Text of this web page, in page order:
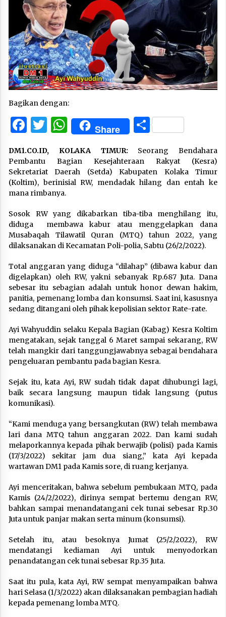
Bagikan dengan:
Facebook
Twitter
WhatsApp
Share Share
DM1.CO.ID, KOLAKA TIMUR: Seorang Bendahara
Pembantu Bagian Kesejahteraan Rakyat (Kesra)
Sekretariat Daerah (Setda) Kabupaten Kolaka Timur
(Koltim), berinisial RW, mendadak hilang dan entah ke
mana rimbanya.
Sosok RW yang dikabarkan tiba-tiba menghilang itu,
diduga membawa kabur atau menggelapkan dana
Musabaqah Tilawatil Quran (MTQ) tahun 2022, yang
dilaksanakan di Kecamatan Poli-polia, Sabtu (26/2/2022).
Total anggaran yang diduga “dilahap” (dibawa kabur dan
digelapkan) oleh RW, yakni sebanyak Rp.687 Juta. Dana
sebesar itu sebagian adalah untuk honor dewan hakim,
panitia, pemenang lomba dan konsumsi. Saat ini, kasusnya
sedang ditangani oleh pihak kepolisian sektor Rate-rate.
Ayi Wahyuddin selaku Kepala Bagian (Kabag) Kesra Koltim
mengatakan, sejak tanggal 6 Maret sampai sekarang, RW
telah mangkir dari tanggungjawabnya sebagai bendahara
pengeluaran pembantu pada bagian Kesra.
Sejak itu, kata Ayi, RW sudah tidak dapat dihubungi lagi,
baik secara langsung maupun tidak langsung (putus
komunikasi).
“Kami menduga yang bersangkutan (RW) telah membawa
lari dana MTQ tahun anggaran 2022. Dan kami sudah
melaporkannya kepada pihak berwajib (polisi) pada Kamis
(17/3/2022) sekitar jam dua siang,” kata Ayi kepada
wartawan DM1 pada Kamis sore, di ruang kerjanya.
Ayi menceritakan, bahwa sebelum pembukaan MTQ, pada
Kamis (24/2/2022), dirinya sempat bertemu dengan RW,
bahkan sampai menandatangani cek tunai sebesar Rp.30
Juta untuk panjar makan serta minum (konsumsi).
Setelah itu, atau besoknya Jumat (25/2/2022), RW
mendatangi kediaman Ayi untuk menyodorkan
penandatangan cek tunai sebesar Rp.35 Juta.
Saat itu pula, kata Ayi, RW sempat menyampaikan bahwa
hari Selasa (1/3/2022) akan dilaksanakan pembagian hadiah
kepada pemenang lomba MTQ.